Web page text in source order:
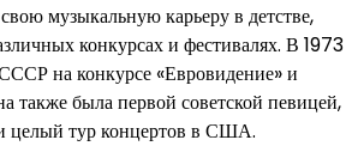
музыкальную карьеру в детстве,
конкурсах и фестивалях. В 1973
на конкурсе «Евровидение» и
также была первой советской певицей,
целый тур концертов в США.